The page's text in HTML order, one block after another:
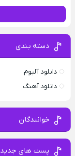
دسته بندی
دانلود آلبوم
دانلود آهنگ
خوانندگان
پست های جدید